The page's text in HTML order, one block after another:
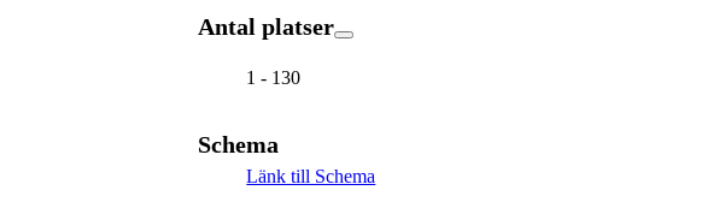
Antal platser
1 - 130
Schema
Länk till Schema